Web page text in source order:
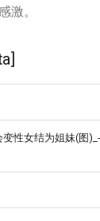
激。
性女结为姐妹(图